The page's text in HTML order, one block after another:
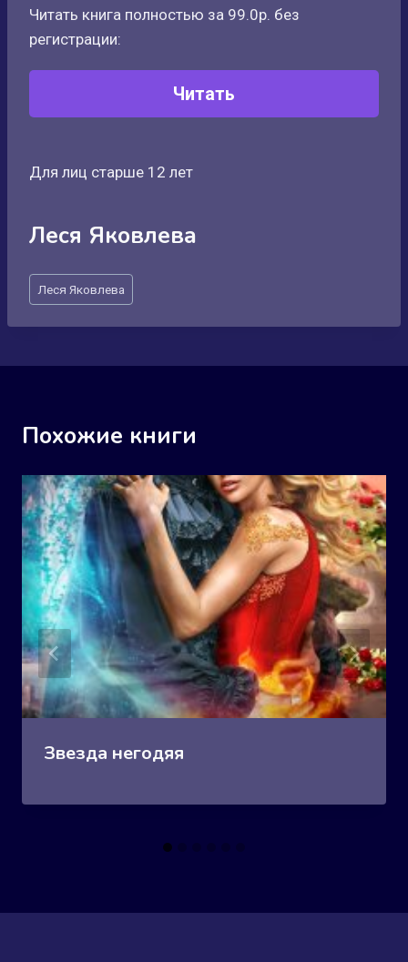
Читать книга полностью за 99.0р. без
регистрации:
Читать
Для лиц старше 12 лет
Леся Яковлева
Метки
записи:
Леся Яковлева
Похожие книги
Звезда негодяя